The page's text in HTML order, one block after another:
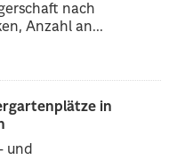
nach
Anzahl an...
in
und